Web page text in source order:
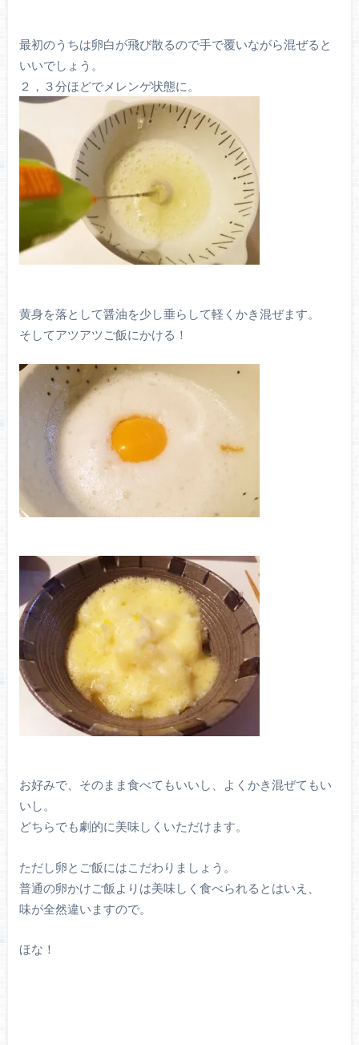
最初のうちは卵白が飛び散るので手で覆いながら混ぜると
いいでしょう。
２，３分ほどでメレンゲ状態に。
黄身を落として醤油を少し垂らして軽くかき混ぜます。
そしてアツアツご飯にかける！
お好みで、そのまま食べてもいいし、よくかき混ぜてもい
いし。
どちらでも劇的に美味しくいただけます。
ただし卵とご飯にはこだわりましょう。
普通の卵かけご飯よりは美味しく食べられるとはいえ、
味が全然違いますので。
ほな！